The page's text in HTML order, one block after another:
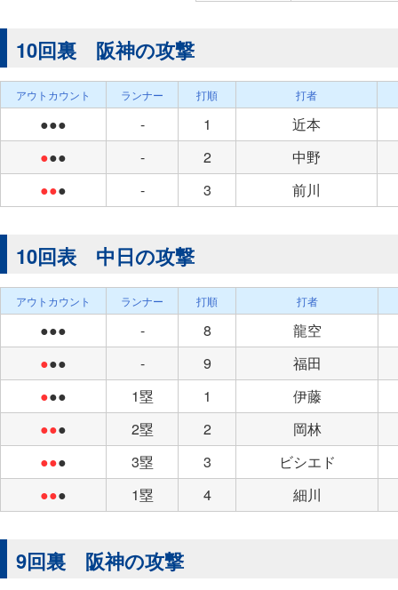
10回裏 阪神の攻撃
アウトカウント ランナー 打順 打者
●●● - 1
近本
●●● - 2
中野
●●● - 3 前川
10回表 中日の攻撃
アウトカウント ランナー 打順 打者
●●● - 8
龍空
●●● - 9
福田
●●● 1塁 1
伊藤
●●● 2塁 2
岡林
●●● 3塁 3
ビシエド
●●● 1塁 4 細川
9回裏 阪神の攻撃